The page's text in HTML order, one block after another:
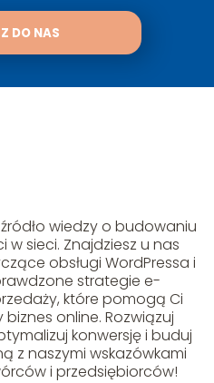
DO NAS
wiedzy o budowaniu
sieci. Znajdziesz u nas
obsługi WordPressa i
strategie e-
które pomogą Ci
online. Rozwiązuj
konwersję i buduj
z naszymi wskazówkami
i przedsiębiorców!